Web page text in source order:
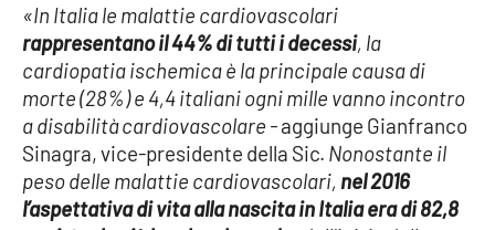
«In Italia le malattie cardiovascolari
rappresentano il 44% di tutti i decessi, la
cardiopatia ischemica è la principale causa di
morte (28%) e 4,4 italiani ogni mille vanno incontro
a disabilità cardiovascolare -aggiunge Gianfranco
Sinagra, vice-presidente della Sic. Nonostante il
peso delle malattie cardiovascolari, nel 2016
l’aspettativa di vita alla nascita in Italia era di 82,8